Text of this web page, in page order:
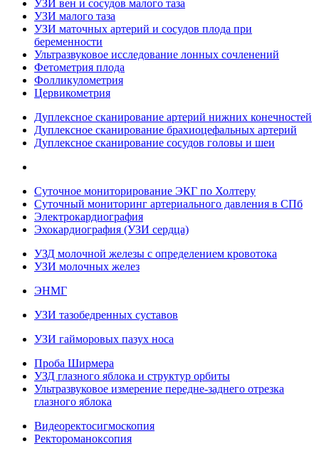
УЗИ вен и сосудов малого таза
УЗИ малого таза
УЗИ маточных артерий и сосудов плода при
беременности
Ультразвуковое исследование лонных сочленений
Фетометрия плода
Фолликулометрия
Цервикометрия
Дуплексное сканирование артерий нижних конечностей
Дуплексное сканирование брахиоцефальных артерий
Дуплексное сканирование сосудов головы и шеи
Суточное мониторирование ЭКГ по Холтеру
Суточный мониторинг артериального давления в СПб
Электрокардиография
Эхокардиография (УЗИ сердца)
УЗД молочной железы с определением кровотока
УЗИ молочных желез
ЭНМГ
УЗИ тазобедренных суставов
УЗИ гайморовых пазух носа
Проба Ширмера
УЗД глазного яблока и структур орбиты
Ультразвуковое измерение передне-заднего отрезка
глазного яблока
Видеоректосигмоскопия
Ректороманоксопия